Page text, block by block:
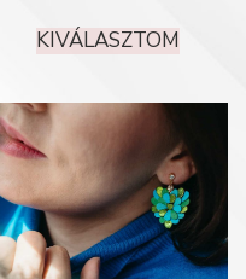
KIVÁLASZTOM